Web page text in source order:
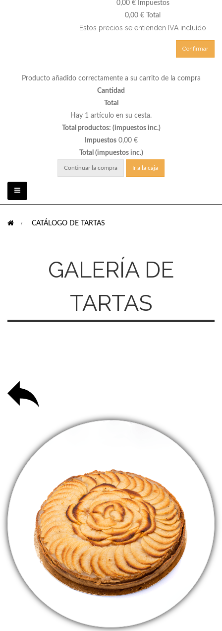
0,00 €
Impuestos
0,00 €
Total
Estos precios se entienden IVA incluído
Confirmar
Producto añadido correctamente a su carrito de la compra
Cantidad
Total
Hay 1 artículo en su cesta.
Total productos: (impuestos inc.)
Impuestos 0,00 €
Total (impuestos inc.)
Continuar la compra Ir a la caja
Toggle
navigation
> CATÁLOGO DE TARTAS
GALERÍA DE
TARTAS